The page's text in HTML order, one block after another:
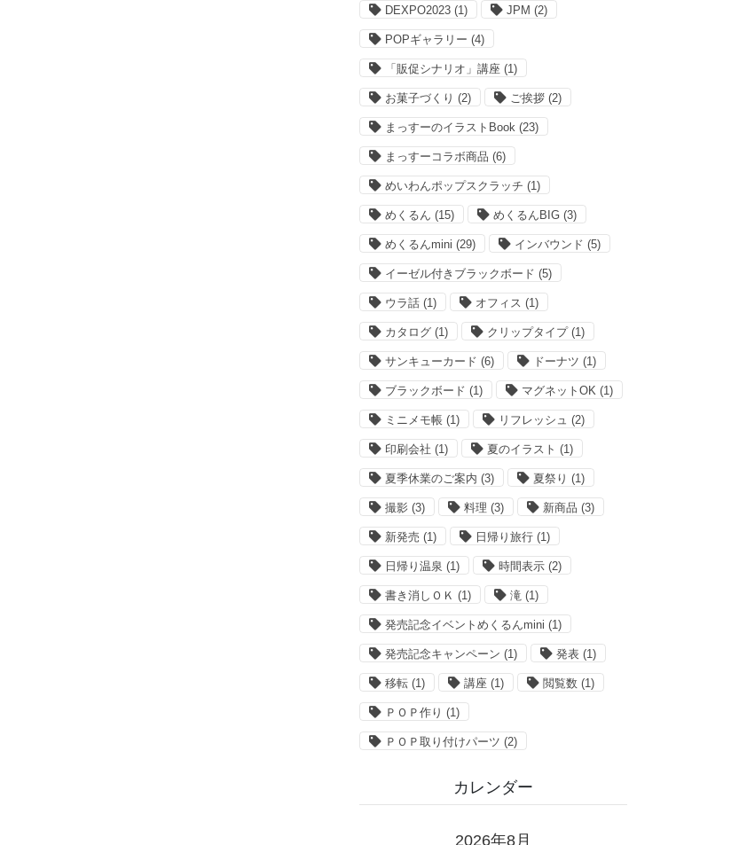
DEXPO2023 (1) JPM (2)
POPギャラリー (4)
「販促シナリオ」講座 (1)
お菓子づくり (2) ご挨拶 (2)
まっすーのイラストBook (23)
まっすーコラボ商品 (6)
めいわんポップスクラッチ (1)
めくるん (15) めくるんBIG (3)
めくるんmini (29) インバウンド (5)
イーゼル付きブラックボード (5)
ウラ話 (1) オフィス (1)
カタログ (1) クリップタイプ(1)
サンキューカード (6) ドーナツ (1)
ブラックボード (1) マグネットOK (1)
ミニメモ帳 (1) リフレッシュ (2)
印刷会社 (1) 夏のイラスト (1)
夏季休業のご案内 (3) 夏祭り (1)
撮影 (3) 料理 (3) 新商品 (3)
新発売 (1) 日帰り旅行 (1)
日帰り温泉 (1) 時間表示 (2)
書き消しＯＫ (1) 滝 (1)
発売記念イベントめくるんmini (1)
発売記念キャンペーン (1) 発表 (1)
移転 (1) 講座 (1) 閲覧数 (1)
ＰＯＰ作り (1)
ＰＯＰ取り付けパーツ (2)
カレンダー
2026年8月